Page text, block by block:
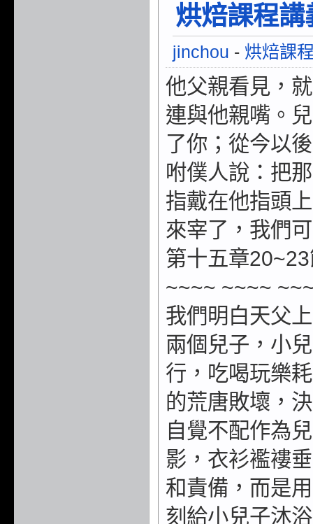
烘焙課程
jinchou - 烘焙課
他父親看見，
連與他親嘴。
了你；從今以
咐僕人說：把
指戴在他指頭
來宰了，我們
第十五章
~~~~ ~~~~
我們明白天父
兩個兒子，小
行，吃喝玩樂
的荒唐敗壞，
自覺不配作為
影，衣衫襤褸
和責備，而是
刻給小兒子沐